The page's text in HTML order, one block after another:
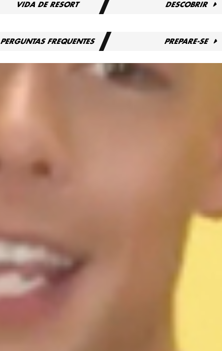
VIDA DE RESORT DESCOBRIR
PERGUNTAS FREQUENTES PREPARE-SE